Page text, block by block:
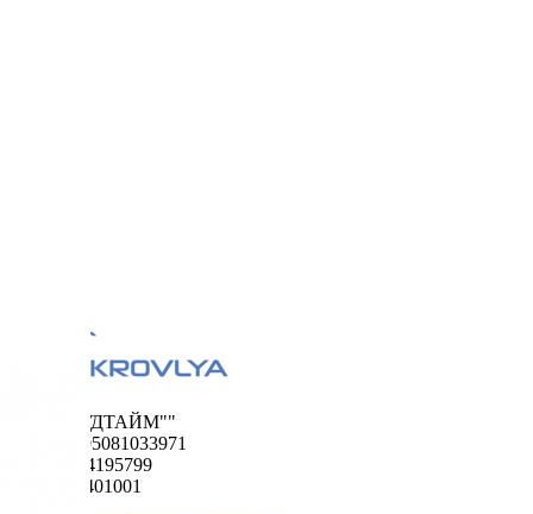
ООО "ФУДТАЙМ""
ОГРН 1195081033971
ИНН 5024195799
КПП 502401001